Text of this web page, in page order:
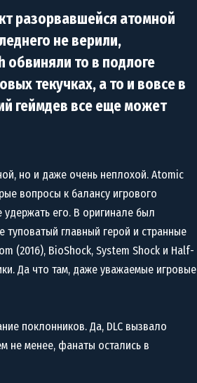
разорвавшейся атомной
не верили,
обвиняли то в подлоге
текучках, а то и вовсе в
геймдев все еще может
но и даже очень неплохой. Atomic
вопросы к балансу игрового
его. В оригинале был
туповатый главный герой и странные
(2016), BioShock, System Shock и Half-
Да что там, даже уважаемые игровые
поклонников. Да, DLC вызвало
не менее, фанаты остались в